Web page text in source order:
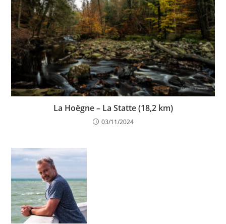
La Hoëgne – La Statte (18,2 km)
03/11/2024